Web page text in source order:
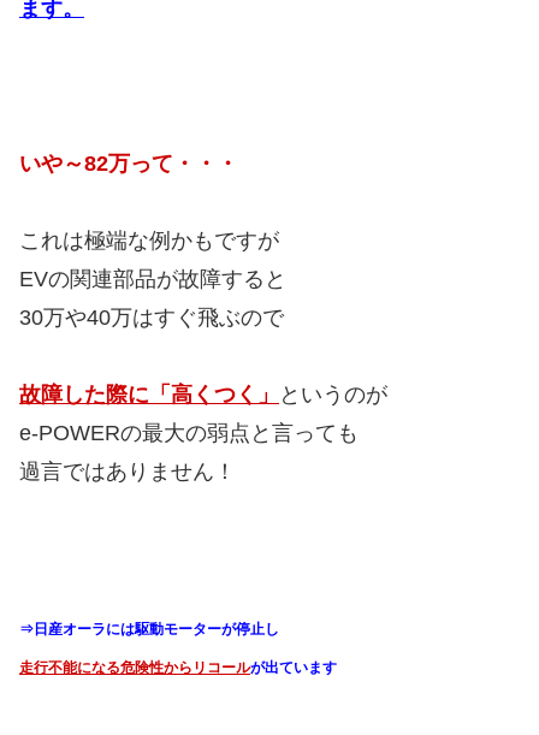
ます。
いや～82万って・・・
これは極端な例かもですが
EVの関連部品が故障すると
30万や40万はすぐ飛ぶので
故障した際に「高くつく」
というのが
e-POWERの最大の弱点と言っても
過言ではありません！
⇒日産オーラには駆動モーターが停止し
走行不能になる危険性からリコールが出ています